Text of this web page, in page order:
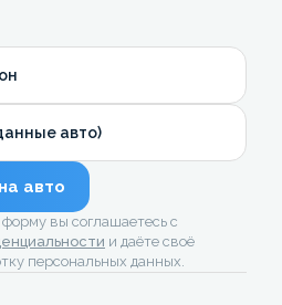
авто)
авто
вы соглашаетесь с
и даёте своё
персональных данных.